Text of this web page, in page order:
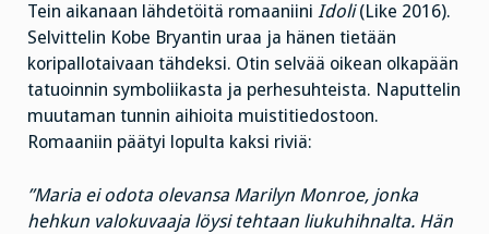
Tein aikanaan lähdetöitä romaaniini Idoli(Like 2016).
Selvittelin Kobe Bryantin uraa ja hänen tietään
koripallotaivaan tähdeksi. Otin selvää oikean olkapään
tatuoinnin symboliikasta ja perhesuhteista. Naputtelin
muutaman tunnin aihioita muistitiedostoon.
Romaaniin päätyi lopulta kaksi riviä:
”Maria ei odota olevansa Marilyn Monroe, jonka
hehkun valokuvaaja löysi tehtaan liukuhihnalta. Hän